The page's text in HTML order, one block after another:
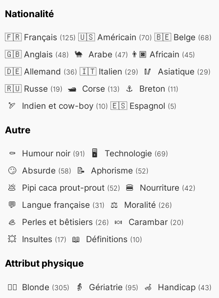
Nationalité
🇫🇷Français (125) 🇺🇸Américain (70) 🇧🇪Belge (68)
🇬🇧Anglais (48) 🐪 Arabe (47) 👨🏿 Africain (45)
🇩🇪Allemand (36) 🇮🇹Italien (29) 🥢 Asiatique (29)
🇷🇺Russe (19) 🛥️ Corse (13) ⚓ Breton (11)
🏹 Indien et cow-boy (10) 🇪🇸Espagnol (5)
Autre
⚰️ Humour noir (91) 🖥️ Technologie (69)
🙄 Absurde (58) 📝 Aphorisme (52)
💩 Pipi caca prout-prout (52) 🍔 Nourriture (42)
💬 Langue française (31) ⚖️ Moralité (26)
🦪 Perles et bêtisiers (26) 🍬 Carambar (20)
💥 Insultes (17) 📖 Définitions (10)
Attribut physique
👱‍♀️ Blonde (305) 👵 Gériatrie (95) 🦽 Handicap (43)